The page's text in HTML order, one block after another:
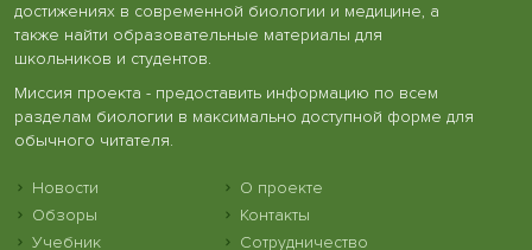
достижениях в современной биологии и медицине, а
также найти образовательные материалы для
школьников и студентов.
Миссия проекта - предоставить информацию по всем
разделам биологии в максимально доступной форме для
обычного читателя.
Новости
Обзоры
Учебник
О проекте
Контакты
Сотрудничество